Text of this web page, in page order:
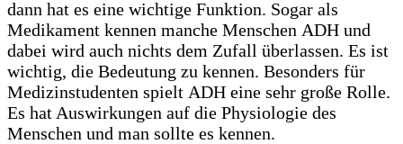
dann hat es eine wichtige Funktion. Sogar als
Medikament kennen manche Menschen ADH und
dabei wird auch nichts dem Zufall überlassen. Es ist
wichtig, die Bedeutung zu kennen. Besonders für
Medizinstudenten spielt ADH eine sehr große Rolle.
Es hat Auswirkungen auf die Physiologie des
Menschen und man sollte es kennen.